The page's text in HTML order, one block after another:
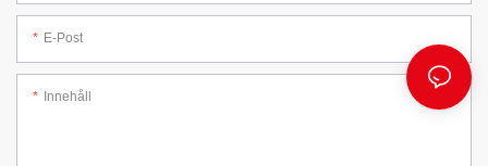
E-Post
Innehåll